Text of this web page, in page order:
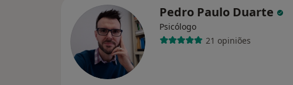
Pedro Paulo Duarte
Psicólogo
21 opiniões